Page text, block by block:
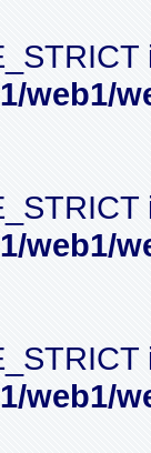
web1/
web1/
web1/